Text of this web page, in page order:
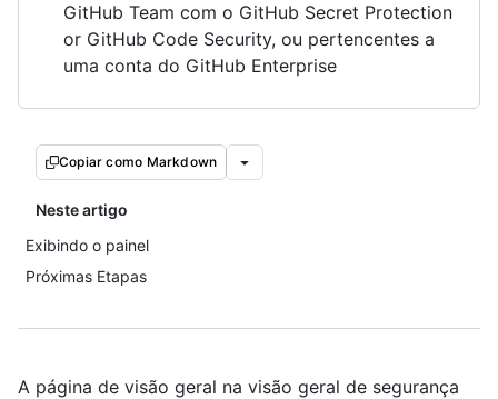
GitHub Team com o GitHub Secret Protection
or GitHub Code Security, ou pertencentes a
uma conta do GitHub Enterprise
Copiar como Markdown
Neste artigo
Exibindo o painel
Próximas Etapas
A página de visão geral na visão geral de segurança